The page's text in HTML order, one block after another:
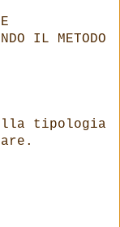
IL METODO
tipologia